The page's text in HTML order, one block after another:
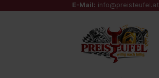
E-Mail: info@preisteufel.at